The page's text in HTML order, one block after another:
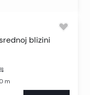
blizini
m